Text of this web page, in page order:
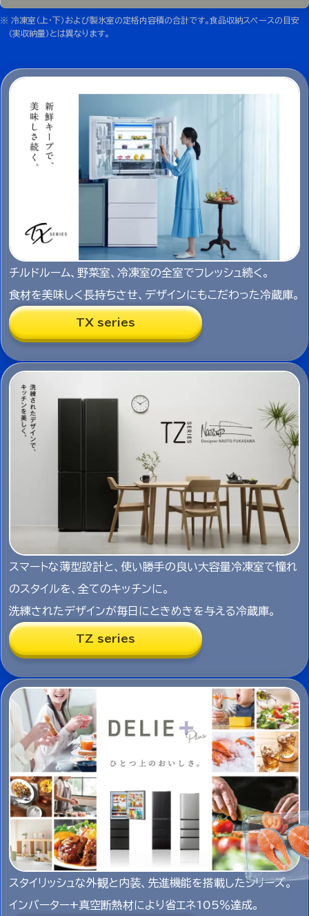
※ 冷凍室（上・下）および製氷室の定格内容積の合計です。食品収納スペースの目安
（実収納量）とは異なります。
チルドルーム、野菜室、冷凍室の全室でフレッシュ続く。
食材を美味しく長持ちさせ、デザインにもこだわった冷蔵庫。
TX series
スマートな薄型設計と、使い勝手の良い大容量冷凍室で憧れ
のスタイルを、全てのキッチンに。
洗練されたデザインが毎日にときめきを与える冷蔵庫。
TZ series
スタイリッシュな外観と内装、先進機能を搭載したシリーズ。
インバーター+真空断熱材により省エネ105％達成。